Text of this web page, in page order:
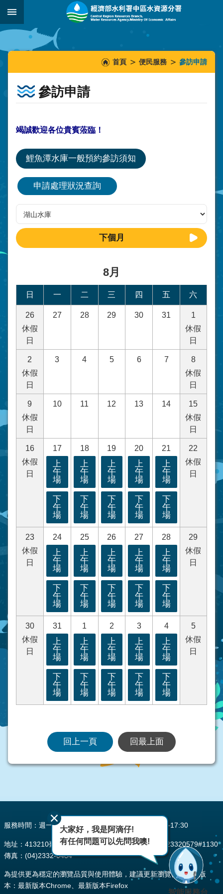
跳到主要內容區塊
:::
_
::::::
首頁 便民服務 參訪申請
參訪申請
竭誠歡迎各位貴賓蒞臨！
鯉魚潭水庫一般預約參訪須知
申請處理狀況查詢
下個月
8月
日 一 二 三 四 五 六
26
休假
日
27 28 29 30 31
1
休假
日
2
休假
日
3 4 5 6 7
8
休假
日
9
休假
日
10 11 12 13 14
15
休假
日
16
休假
日
17
上
午
場
下
午
場
18
上
午
場
下
午
場
19
上
午
場
下
午
場
20
上
午
場
下
午
場
21
上
午
場
下
午
場
22
休假
日
23
休假
日
24
上
午
場
下
午
場
25
上
午
場
下
午
場
26
上
午
場
下
午
場
27
上
午
場
下
午
場
28
上
午
場
下
午
場
29
休假
日
30
休假
日
31
上
午
場
下
午
場
1
上
午
場
下
午
場
2
上
午
場
下
午
場
3
上
午
場
下
午
場
4
上
午
場
下
午
場
5
休假
日
回上一頁 回最上面
服務時間：週一至週五 AM08:00~12:00 PM13:30~17:30
地址：413210臺中市霧峰區峰堤路195號 電話：(04)23320579#1130
傳真：(04)2332-0484
為提供更為穩定的瀏覽品質與使用體驗，建議更新瀏覽器至以下版
本：最新版本Chrome、最新版本Firefox
大家好，我是阿滴仔!
有任何問題可以先問我噢!
智能服務台